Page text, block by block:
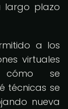
largo plazo
a los
virtuales
cómo se
técnicas se
nueva